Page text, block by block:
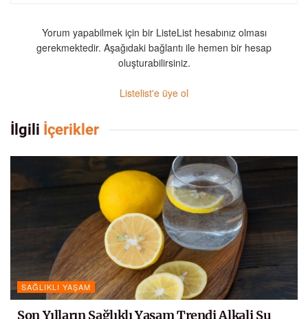
Yorum yapabilmek için bir ListeList hesabınız olması
gerekmektedir. Aşağıdaki bağlantı ile hemen bir hesap
oluşturabilirsiniz.
Listelist'e üye ol
İlgili İçerikler
SAĞLIKLI YAŞAM
Son Yılların Sağlıklı Yaşam Trendi Alkali Su